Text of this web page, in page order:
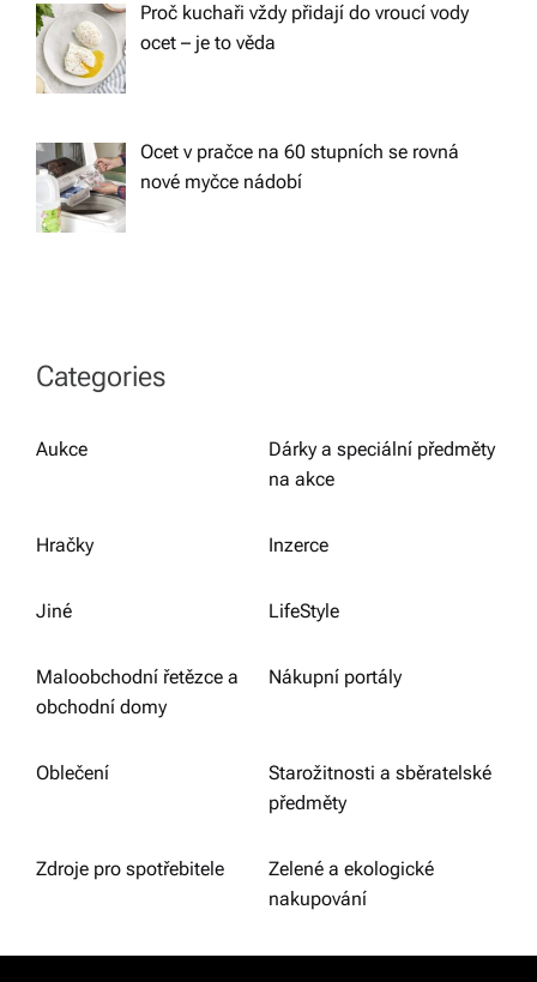
Proč kuchaři vždy přidají do vroucí vody
ocet – je to věda
Ocet v pračce na 60 stupních se rovná
nové myčce nádobí
Categories
Aukce
Dárky a speciální předměty
na akce
Hračky Inzerce
Jiné LifeStyle
Maloobchodní řetězce a
obchodní domy
Nákupní portály
Oblečení
Starožitnosti a sběratelské
předměty
Zdroje pro spotřebitele
Zelené a ekologické
nakupování